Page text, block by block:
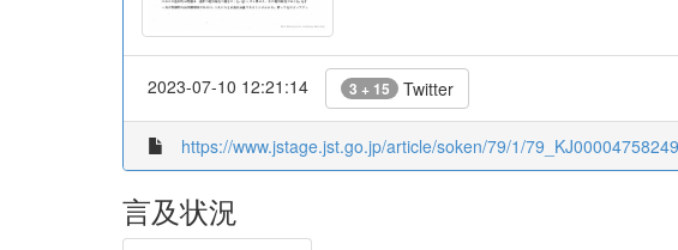
2023-07-10 12:21:14 3 + 15 Twitter
https://www.jstage.jst.go.jp/article/soken/79/1/
言及状況